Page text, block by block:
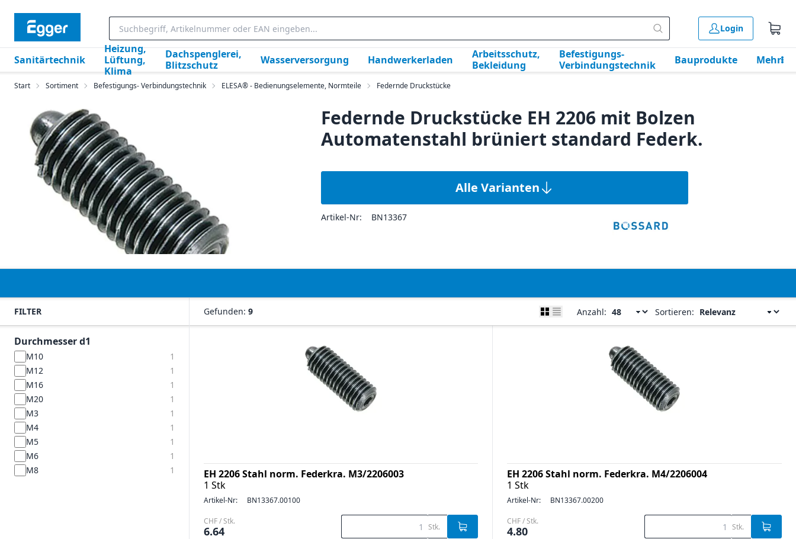
Login
Sanitärtechnik
Heizung,
Lüftung,
Klima
Dachspenglerei,
Blitzschutz
Wasserversorgung Handwerkerladen
Arbeitsschutz,
Bekleidung
Befestigungs-
Verbindungstechnik
Bauprodukte Mehr
Start Sortiment Befestigungs- Verbindungstechnik ELESA® - Bedienungselemente, Normteile Federnde Druckstücke
Federnde Druckstücke EH 2206 mit Bolzen
Automatenstahl brüniert standard Federk.
Alle Varianten
Artikel-Nr: BN13367
FILTER
Durchmesser d1
M10
1
M12
1
M16
1
M20
1
M3
1
M4
1
M5
1
M6
1
M8
1
Gefunden: 9 Anzahl: Sortieren:
EH 2206 Stahl norm. Federkra. M3/2206003
1 Stk
Artikel-Nr: BN13367.00100
CHF / Stk.
6.64 Stk.
EH 2206 Stahl norm. Federkra. M4/2206004
1 Stk
Artikel-Nr: BN13367.00200
CHF / Stk.
4.80 Stk.